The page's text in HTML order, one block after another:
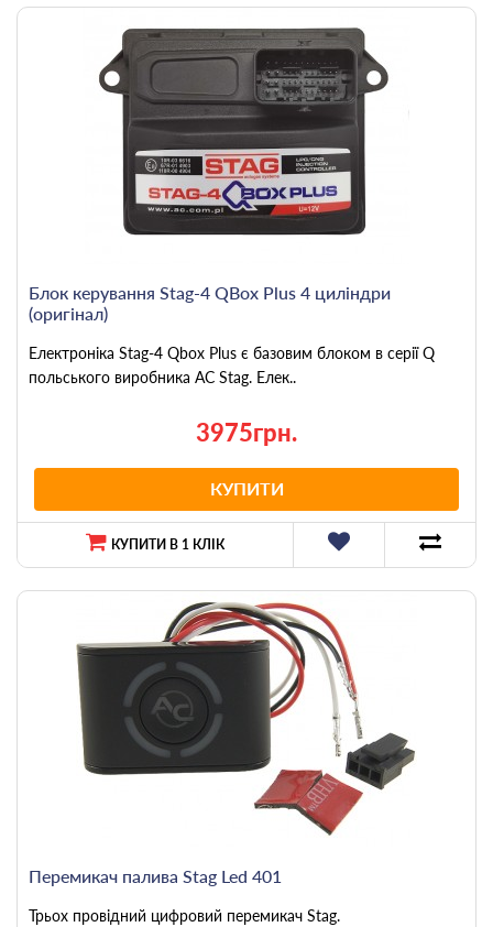
Блок керування Stag-4 QBox Plus 4 циліндри
(оригінал)
Електроніка Stag-4 Qbox Plus є базовим блоком в серії Q
польського виробника AC Stag. Елек..
3975грн.
КУПИТИ
КУПИТИ В 1 КЛІК
Перемикач палива Stag Led 401
Трьох провідний цифровий перемикач Stag.